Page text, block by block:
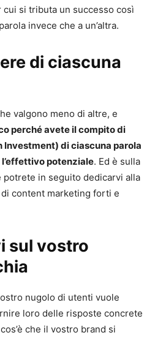
si tributa un successo così
invece che a un’altra.
di ciascuna
valgono meno di altre, e
perché avete il compito di
Investment) di ciascuna parola
potenziale. Ed è sulla
potrete in seguito dedicarvi alla
content marketing forti e
sul vostro
nugolo di utenti vuole
loro delle risposte concrete
che il vostro brand si